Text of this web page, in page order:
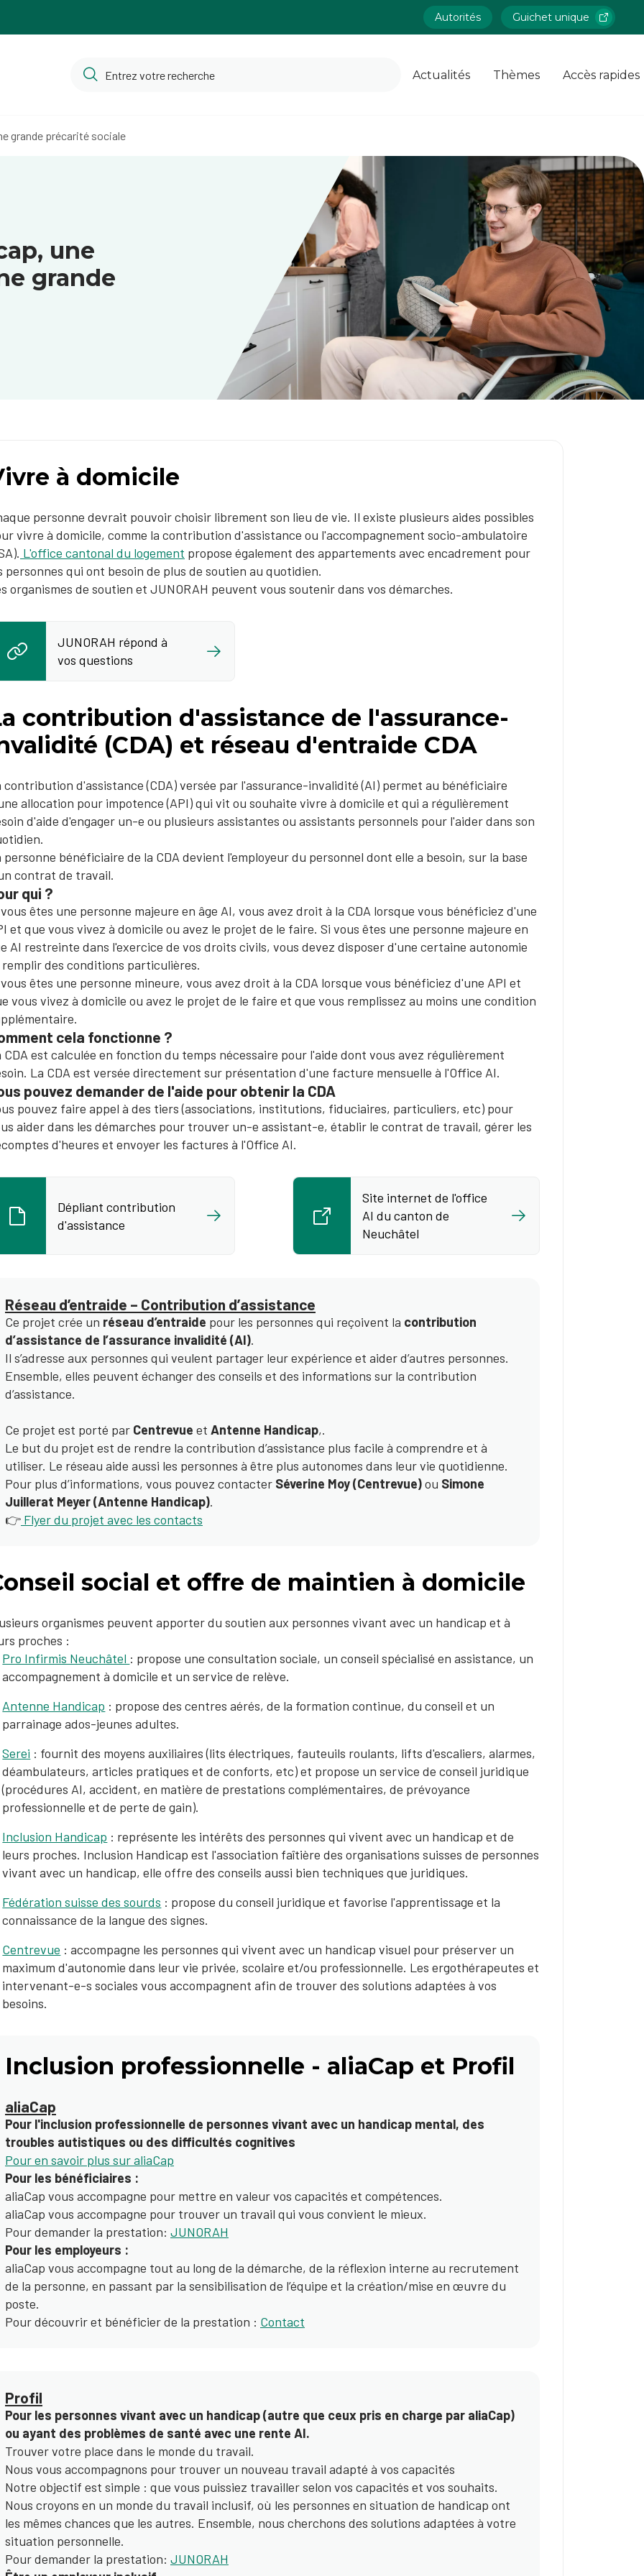
Autorités Guichet unique
Actualités Thèmes Accès rapides
grande précarité sociale
une
grande
à domicile
personne devrait pouvoir choisir librement son lieu de vie. Il existe plusieurs aides possibles
vivre à domicile, comme la contribution d'assistance ou l'accompagnement socio-ambulatoire
L'office cantonal du logement propose également des appartements avec encadrement pour
personnes qui ont besoin de plus de soutien au quotidien.
organismes de soutien et JUNORAH peuvent vous soutenir dans vos démarches.
JUNORAH répond à
vos questions
contribution d'assistance de l'assurance-
(CDA) et réseau d'entraide CDA
contribution d'assistance (CDA) versée par l'assurance-invalidité (AI) permet au bénéficiaire
allocation pour impotence (API) qui vit ou souhaite vivre à domicile et qui a régulièrement
d'aide d'engager un-e ou plusieurs assistantes ou assistants personnels pour l'aider dans son
personne bénéficiaire de la CDA devient l'employeur du personnel dont elle a besoin, sur la base
contrat de travail.
qui ?
êtes une personne majeure en âge AI, vous avez droit à la CDA lorsque vous bénéficiez d'une
et que vous vivez à domicile ou avez le projet de le faire. Si vous êtes une personne majeure en
AI restreinte dans l'exercice de vos droits civils, vous devez disposer d'une certaine autonomie
des conditions particulières.
êtes une personne mineure, vous avez droit à la CDA lorsque vous bénéficiez d'une API et
vous vivez à domicile ou avez le projet de le faire et que vous remplissez au moins une condition
cela fonctionne ?
CDA est calculée en fonction du temps nécessaire pour l'aide dont vous avez régulièrement
La CDA est versée directement sur présentation d'une facture mensuelle à l'Office AI.
pouvez demander de l'aide pour obtenir la CDA
pouvez faire appel à des tiers (associations, institutions, fiduciaires, particuliers, etc) pour
aider dans les démarches pour trouver un-e assistant-e, établir le contrat de travail, gérer les
d'heures et envoyer les factures à l'Office AI.
Dépliant contribution
d'assistance
Site internet de l'office
AI du canton de
Neuchâtel
Réseau d’entraide – Contribution d’assistance
Ce projet crée un réseau d’entraide pour les personnes qui reçoivent la contribution
d’assistance de l’assurance invalidité (AI).
Il s’adresse aux personnes qui veulent partager leur expérience et aider d’autres personnes.
Ensemble, elles peuvent échanger des conseils et des informations sur la contribution
d’assistance.
Ce projet est porté par Centrevue et Antenne Handicap,.
Le but du projet est de rendre la contribution d’assistance plus facile à comprendre et à
utiliser. Le réseau aide aussi les personnes à être plus autonomes dans leur vie quotidienne.
Pour plus d’informations, vous pouvez contacter Séverine Moy (Centrevue)ou Simone
Juillerat Meyer (Antenne Handicap).
👉 Flyer du projet avec les contacts
social et offre de maintien à domicile
organismes peuvent apporter du soutien aux personnes vivant avec un handicap et à
proches :
Pro Infirmis Neuchâtel : propose une consultation sociale, un conseil spécialisé en assistance, un
accompagnement à domicile et un service de relève.
Antenne Handicap : propose des centres aérés, de la formation continue, du conseil et un
parrainage ados-jeunes adultes.
Serei : fournit des moyens auxiliaires (lits électriques, fauteuils roulants, lifts d'escaliers, alarmes,
déambulateurs, articles pratiques et de conforts, etc) et propose un service de conseil juridique
(procédures AI, accident, en matière de prestations complémentaires, de prévoyance
professionnelle et de perte de gain).
Inclusion Handicap : représente les intérêts des personnes qui vivent avec un handicap et de
leurs proches. Inclusion Handicap est l'association faîtière des organisations suisses de personnes
vivant avec un handicap, elle offre des conseils aussi bien techniques que juridiques.
Fédération suisse des sourds : propose du conseil juridique et favorise l'apprentissage et la
connaissance de la langue des signes.
Centrevue : accompagne les personnes qui vivent avec un handicap visuel pour préserver un
maximum d'autonomie dans leur vie privée, scolaire et/ou professionnelle. Les ergothérapeutes et
intervenant-e-s sociales vous accompagnent afin de trouver des solutions adaptées à vos
besoins.
Inclusion professionnelle - aliaCap et Profil
​​aliaCap
Pour l'inclusion professionnelle de personnes vivant avec un handicap mental, des
troubles autistiques ou des difficultés cognitives
Pour en savoir plus sur aliaCap
Pour les bénéficiaires :
aliaCap vous accompagne pour mettre en valeur vos capacités et compétences.
aliaCap vous accompagne pour trouver un travail qui vous convient le mieux.
Pour demander la prestation: JUNORAH​
Pour les employeurs :
aliaCap vous accompagne tout au long de la démarche, de la réflexion interne au recrutement
de la personne, en passant par la sensibilisation de l’équipe et la création/mise en œuvre du
poste.
Pour découvrir et bénéficier de la prestation : Contact​
Profil
Pour les personnes vivant avec un handicap (autre que ceux pris en charge par aliaCap)
ou ayant des problèmes de santé avec une rente AI.
Trouver votre place dans le monde du travail.
Nous vous accompagnons pour trouver un nouveau travail adapté à vos capacités
Notre objectif est simple : que vous puissiez travailler selon vos capacités et vos souhaits.
Nous croyons en un monde du travail inclusif, où les personnes en situation de handicap ont
les mêmes chances que les autres. Ensemble, nous cherchons des solutions adaptées à votre
situation personnelle.
Pour demander la prestation: JUNORAH